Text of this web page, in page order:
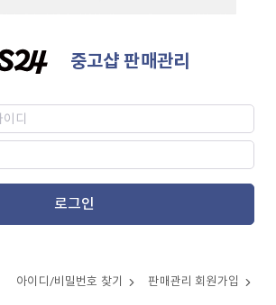
중고샵 판매관리
로그인
아이디/비밀번호 찾기 판매관리 회원가입